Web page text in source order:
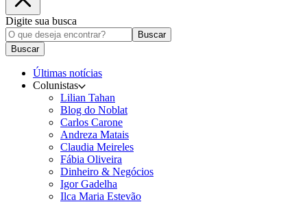
Digite sua busca
Buscar
Buscar
Últimas notícias
Colunistas
Lilian Tahan
Blog do Noblat
Carlos Carone
Andreza Matais
Claudia Meireles
Fábia Oliveira
Dinheiro & Negócios
Igor Gadelha
Ilca Maria Estevão